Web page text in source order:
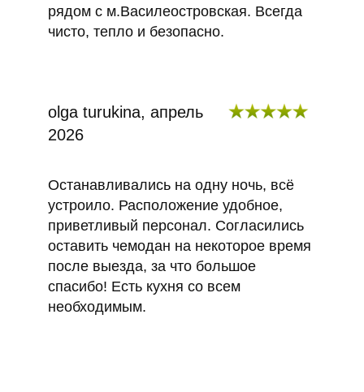
рядом с м.Василеостровская. Всегда
чисто, тепло и безопасно.
olga turukina, апрель
2026
Останавливались на одну ночь, всё
устроило. Расположение удобное,
приветливый персонал. Согласились
оставить чемодан на некоторое время
после выезда, за что большое
спасибо! Есть кухня со всем
необходимым.